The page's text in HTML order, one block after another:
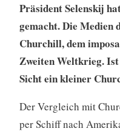
Präsident Selenskij
gemacht. Die Medien
Churchill, dem
Zweiten Weltkrieg.
Sicht ein kleiner
Der Vergleich mit
per Schiff nach